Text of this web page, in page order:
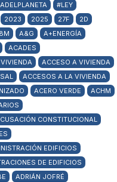
#LEY
2023 2025 27F
2D
8M A&G
A+ENERGÍA
ACADES
ACCESO A VIVIENDA
ACCESOS A LA VIVIENDA
ACERO VERDE
ACHM
CONSTITUCIONAL
EDIFICIOS
DE EDIFICIOS
ADRIÁN JOFRÉ